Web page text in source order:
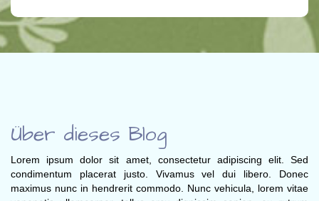
Über dieses Blog
Lorem ipsum dolor sit amet, consectetur adipiscing elit. Sed
condimentum placerat justo. Vivamus vel dui libero. Donec
maximus nunc in hendrerit commodo. Nunc vehicula, lorem vitae